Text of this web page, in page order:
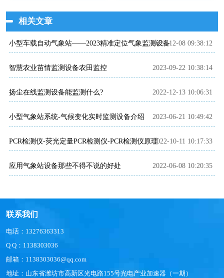
相关文章
小型车载自动气象站——2023精准定位气象监测设备2023-12-08 09:38:12
智慧农业苗情监测设备农田监控 2023-09-22 10:38:14
扬尘在线监测设备能监测什么? 2022-12-13 10:06:31
小型气象站系统-气候变化实时监测设备介绍 2023-06-21 10:49:42
PCR检测仪-荧光定量PCR检测仪-PCR检测仪原理2022-10-11 10:17:33
应用气象站设备那些不得不说的好处 2022-06-08 10:20:35
联系我们
电话：13276363313
Q Q：1138303036
邮箱：1138303036@qq.com
地址：山东省潍坊市高新区光电路155号光电产业加速器（一期）